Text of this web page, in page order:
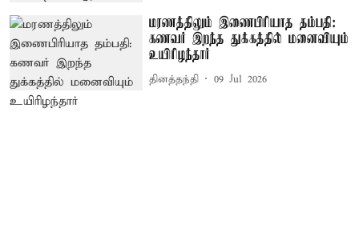
மரணத்திலும் இணைபிரியாத தம்பதி:
கணவர் இறந்த துக்கத்தில் மனைவியும்
உயிரிழந்தார்
தினத்தந்தி 09 Jul 2026